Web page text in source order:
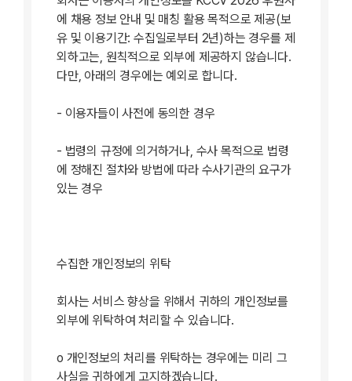
에 채용 정보 안내 및 매칭 활용 목적으로 제공(보
유 및 이용기간: 수집일로부터 2년)하는 경우를 제
외하고는, 원칙적으로 외부에 제공하지 않습니다.
다만, 아래의 경우에는 예외로 합니다.
- 이용자들이 사전에 동의한 경우
- 법령의 규정에 의거하거나, 수사 목적으로 법령
에 정해진 절차와 방법에 따라 수사기관의 요구가
있는 경우
수집한 개인정보의 위탁
회사는 서비스 향상을 위해서 귀하의 개인정보를
외부에 위탁하여 처리할 수 있습니다.
ο 개인정보의 처리를 위탁하는 경우에는 미리 그
사실을 귀하에게 고지하겠습니다.